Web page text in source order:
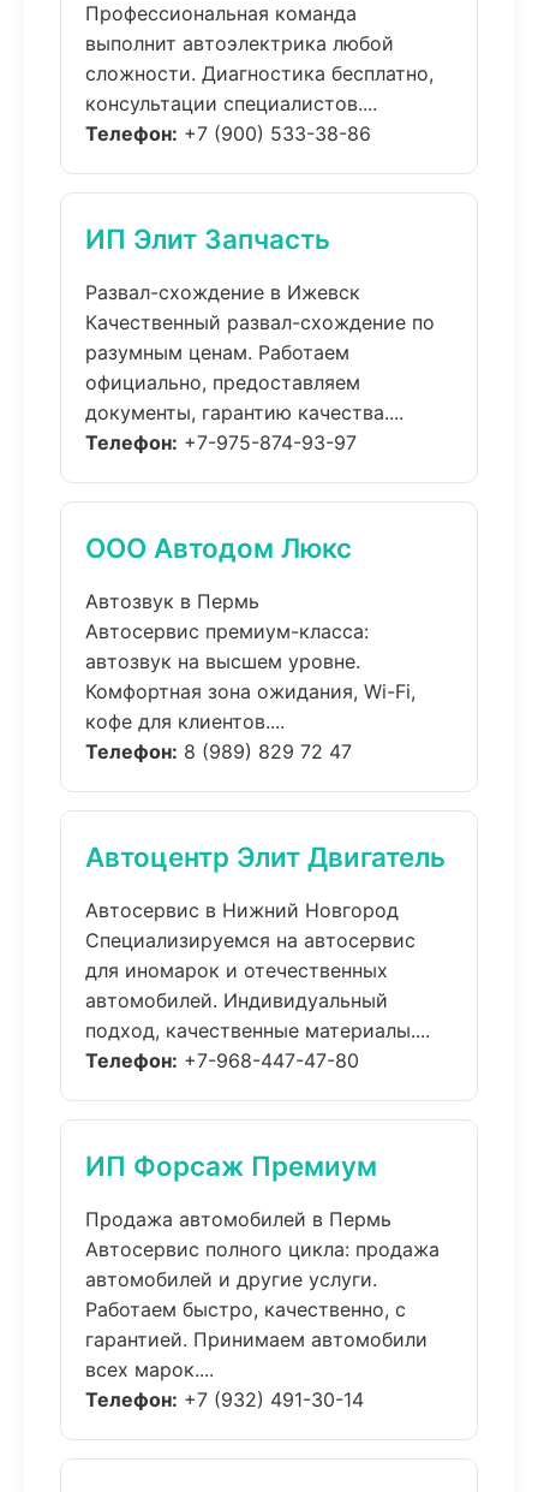
Профессиональная команда
выполнит автоэлектрика любой
сложности. Диагностика бесплатно,
консультации специалистов....
Телефон: +7 (900) 533-38-86
ИП Элит Запчасть
Развал-схождение в Ижевск
Качественный развал-схождение по
разумным ценам. Работаем
официально, предоставляем
документы, гарантию качества....
Телефон: +7-975-874-93-97
ООО Автодом Люкс
Автозвук в Пермь
Автосервис премиум-класса:
автозвук на высшем уровне.
Комфортная зона ожидания, Wi-Fi,
кофе для клиентов....
Телефон: 8 (989) 829 72 47
Автоцентр Элит Двигатель
Автосервис в Нижний Новгород
Специализируемся на автосервис
для иномарок и отечественных
автомобилей. Индивидуальный
подход, качественные материалы....
Телефон: +7-968-447-47-80
ИП Форсаж Премиум
Продажа автомобилей в Пермь
Автосервис полного цикла: продажа
автомобилей и другие услуги.
Работаем быстро, качественно, с
гарантией. Принимаем автомобили
всех марок....
Телефон: +7 (932) 491-30-14